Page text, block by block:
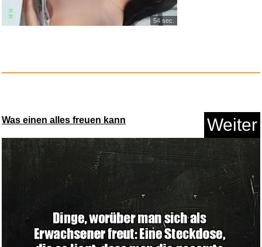
54 sec.
Was einen alles freuen kann Weiter